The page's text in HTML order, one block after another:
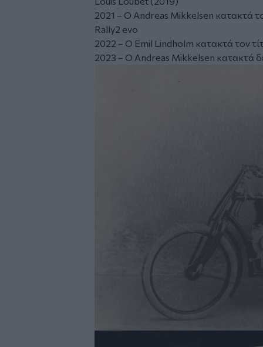
2021 – Ο Andreas Mikkelsen κατακτά
Rally2 evo
2022 – Ο Emil Lindholm κατακτά τον
2023 – Ο Andreas Mikkelsen κατακτά